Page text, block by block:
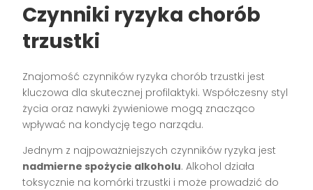
Czynniki ryzyka chorób
trzustki
Znajomość czynników ryzyka chorób trzustki jest
kluczowa dla skutecznej profilaktyki. Współczesny styl
życia oraz nawyki żywieniowe mogą znacząco
wpływać na kondycję tego narządu.
Jednym z najpoważniejszych czynników ryzyka jest
nadmierne spożycie alkoholu. Alkohol działa
toksycznie na komórki trzustki i może prowadzić do